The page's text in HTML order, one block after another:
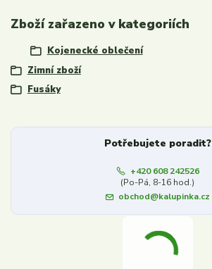
Zboží zařazeno v kategoriích
Kojenecké oblečení
Zimní zboží
Fusáky
Potřebujete poradit?
+420 608 242526
(Po-Pá, 8-16 hod.)
obchod@kalupinka.cz